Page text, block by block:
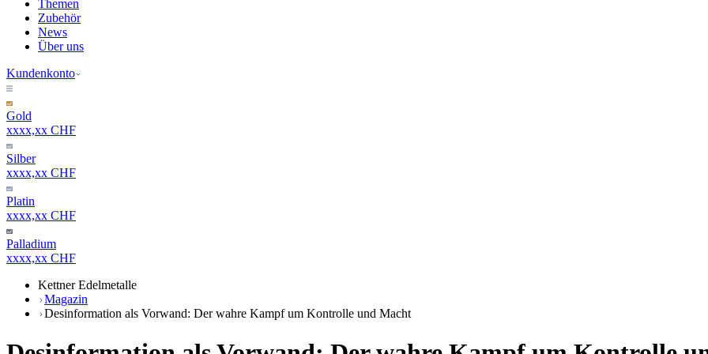
Themen
Zubehör
News
Über uns
Kundenkonto
Gold
xxxx,xx CHF
Silber
xxxx,xx CHF
Platin
xxxx,xx CHF
Palladium
xxxx,xx CHF
Kettner Edelmetalle
Magazin
Desinformation als Vorwand: Der wahre Kampf um Kontrolle und Macht